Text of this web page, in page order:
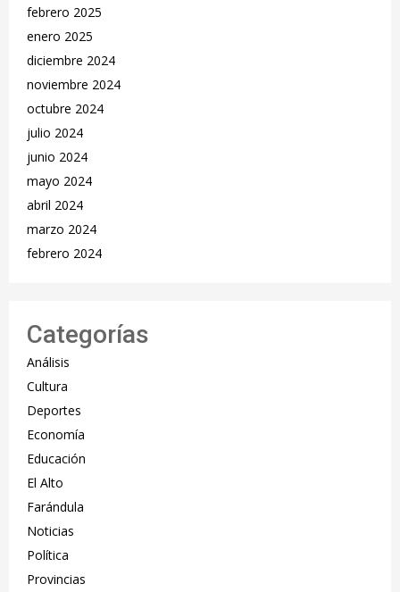
febrero 2025
enero 2025
diciembre 2024
noviembre 2024
octubre 2024
julio 2024
junio 2024
mayo 2024
abril 2024
marzo 2024
febrero 2024
Categorías
Análisis
Cultura
Deportes
Economía
Educación
El Alto
Farándula
Noticias
Política
Provincias